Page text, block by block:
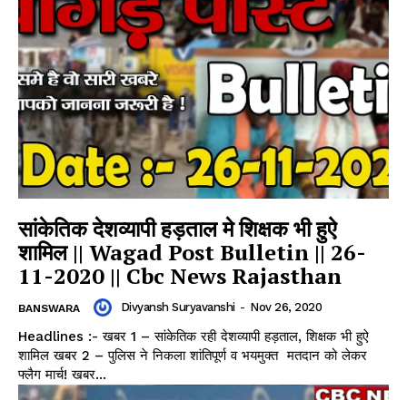
सांकेतिक देशव्यापी हड़ताल मे शिक्षक भी हुऐ
शामिल || Wagad Post Bulletin || 26-
11-2020 || Cbc News Rajasthan
BANSWARA Divyansh Suryavanshi - Nov 26, 2020
Headlines :- खबर 1 – सांकेतिक रही देशव्यापी हड़ताल, शिक्षक भी हुऐ
शामिल खबर 2 – पुलिस ने निकला शांतिपूर्ण व भयमुक्त मतदान को लेकर
फ्लैग मार्च! खबर...